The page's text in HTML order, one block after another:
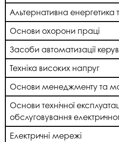
Альтернативна
Основи охорони праці
Засоби автоматизації
Техніка високих напруг
Основи менеджменту та
Основи технічної
обслуговування
Електричні мережі